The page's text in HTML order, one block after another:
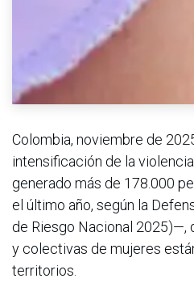
Colombia, noviembre de
intensificación de la
generado más de 178.000
el último año, según la
de Riesgo Nacional 2025)—,
y colectivas de mujeres
territorios.